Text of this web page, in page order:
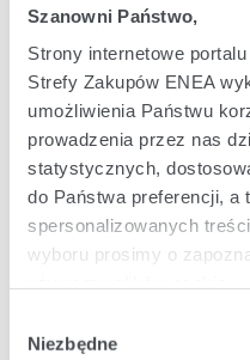
Szanowni Państwo,
Strony internetowe
Strefy Zakupów ENEA
umożliwienia Państwu
prowadzenia przez nas
statystycznych,
do Państwa preferencji, a
spersonalizowanych
wyboru prosimy o
Szczegółowe informacje
zgody
Niezbędne
20:29
Jun
2025
20:15
Current Report
Draft
Shareholder to
Enea S.A.
convened for 26
06
Jun
2025
Current Report
Extension of the
June 2025 at